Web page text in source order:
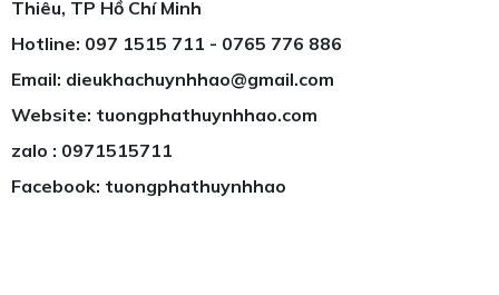
Thiêu, TP Hồ Chí Minh
Hotline: 097 1515 711 - 0765 776 886
Email: dieukhachuynhhao@gmail.com
Website: tuongphathuynhhao.com
zalo : 0971515711
Facebook: tuongphathuynhhao